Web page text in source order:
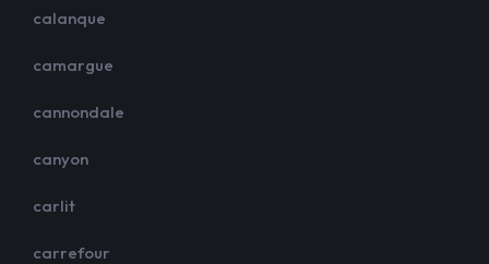
calanque
camargue
cannondale
canyon
carlit
carrefour